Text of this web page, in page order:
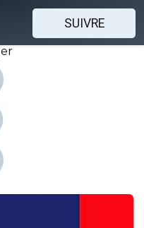
SUIVRE